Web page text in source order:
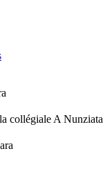
collégiale A Nunziata